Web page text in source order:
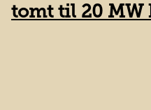
tomt til 20 MW